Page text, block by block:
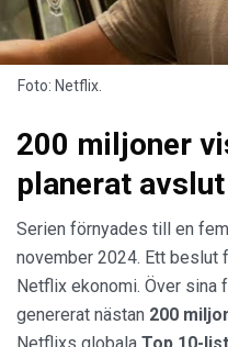
Foto: Netflix.
200 miljoner
planerat avslut
Serien förnyades till en
november 2024. Ett beslut
Netflix ekonomi. Över sina
genererat nästan 200
Netflixs globala Top 10-